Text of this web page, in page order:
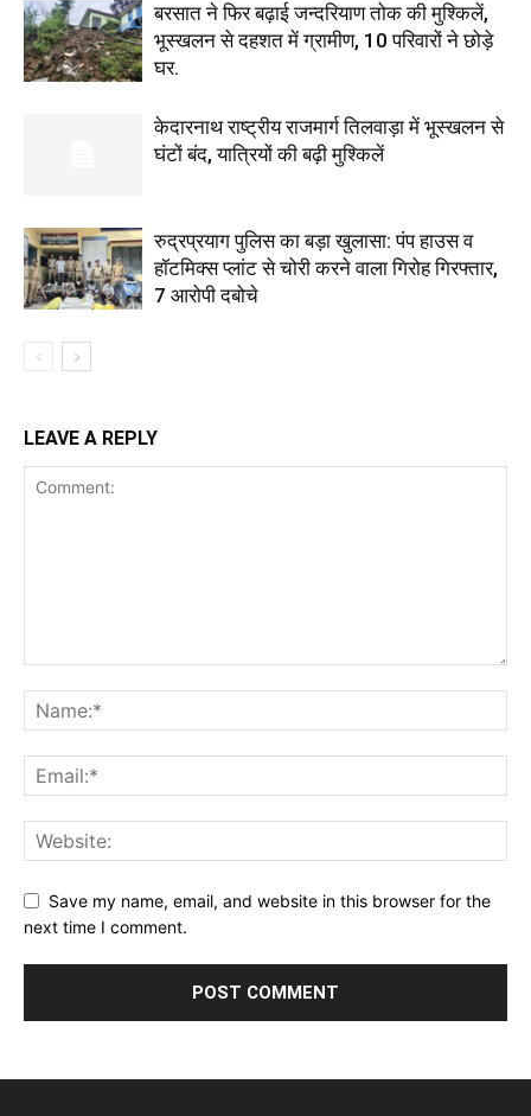
बरसात ने फिर बढ़ाई जन्दरियाण तोक की मुश्किलें,
भूस्खलन से दहशत में ग्रामीण, 10 परिवारों ने छोड़े
घर.
केदारनाथ राष्ट्रीय राजमार्ग तिलवाड़ा में भूस्खलन से
घंटों बंद, यात्रियों की बढ़ी मुश्किलें
रुद्रप्रयाग पुलिस का बड़ा खुलासा: पंप हाउस व
हॉटमिक्स प्लांट से चोरी करने वाला गिरोह गिरफ्तार,
7 आरोपी दबोचे
LEAVE A REPLY
Save my name, email, and website in this browser for the
next time I comment.